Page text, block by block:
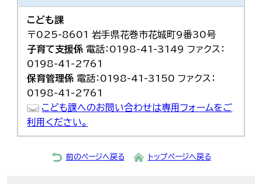
こども課
〒025-8601 岩手県花巻市花城町9番30号
子育て支援係 電話：0198-41-3149 ファクス：
0198-41-2761
保育管理係 電話：0198-41-3150 ファクス：
0198-41-2761
こども課へのお問い合わせは専用フォームをご
利用ください。
前のページへ戻る トップページへ戻る